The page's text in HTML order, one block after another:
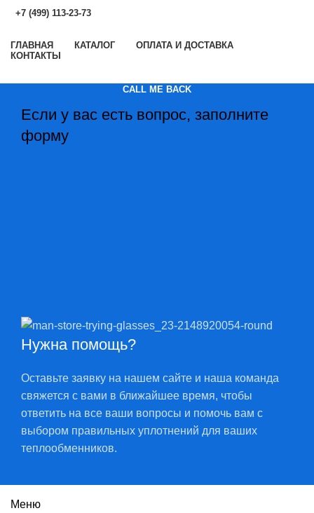
+7 (499) 113-23-73
ГЛАВНАЯ КАТАЛОГ
ОПЛАТА И ДОСТАВКА
КОНТАКТЫ
CALL ME BACK
Если у вас есть вопрос, заполните
форму
Нужна помощь?
Оставьте заявку на нашем сайте и наша команда
свяжется с вами в ближайшее время, чтобы
ответить на все ваши вопросы и помочь вам с
выбором правильных уплотнений для ваших
теплообменников.
Меню